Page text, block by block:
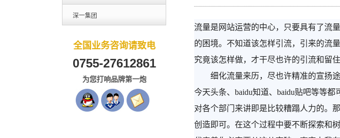
深一集团
全国业务咨询请致电
0755-27612861
为您打响品牌第一炮
流量是网站运营的中心，只要具有了流
的困境。不知道该怎样引流，引来的流
究竟该怎样做，才干尽也许的引流和留
细化流量来历，尽也许精准的宣扬途
今天头条、baidu知道、baidu贴吧等等
对各个部门来讲即是比较糟蹋人力的。
创造即可。在这个过程中要不断探索和